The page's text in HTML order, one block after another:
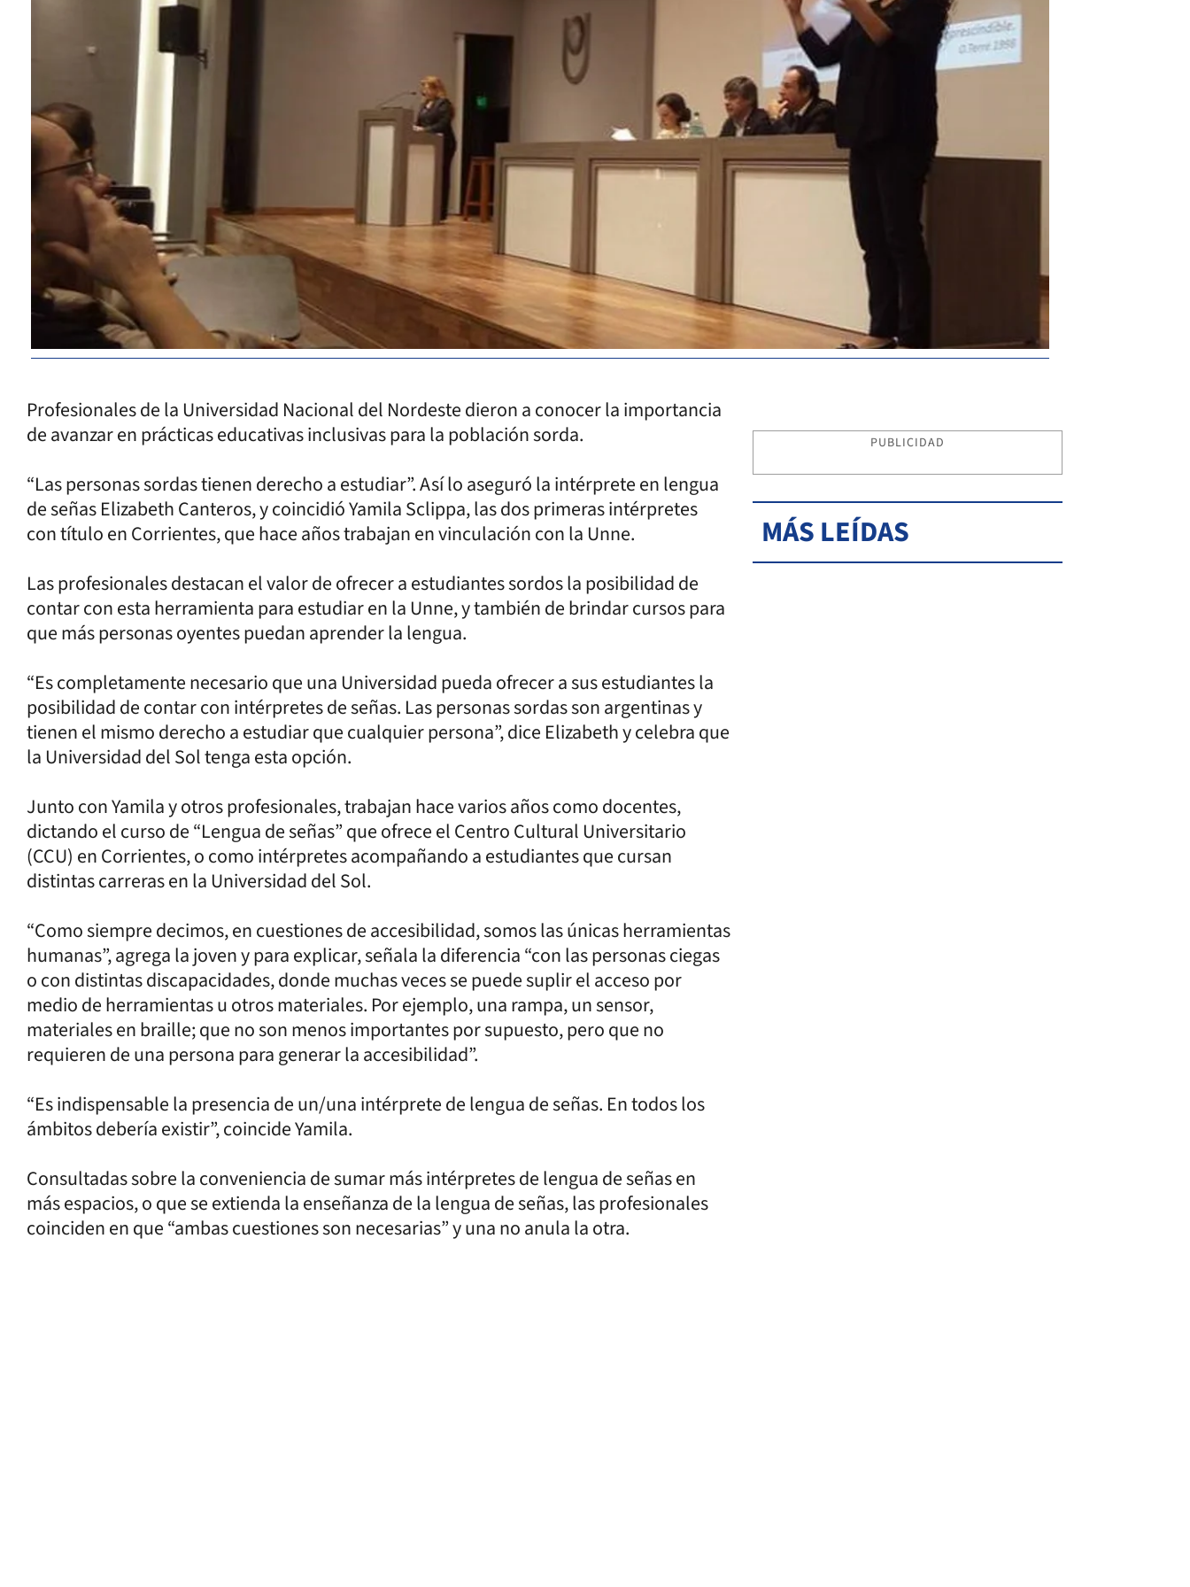
Profesionales de la Universidad Nacional del Nordeste dieron a conocer la importancia
de avanzar en prácticas educativas inclusivas para la población sorda.
“Las personas sordas tienen derecho a estudiar”. Así lo aseguró la intérprete en lengua
de señas Elizabeth Canteros, y coincidió Yamila Sclippa, las dos primeras intérpretes
con título en Corrientes, que hace años trabajan en vinculación con la Unne.
Las profesionales destacan el valor de ofrecer a estudiantes sordos la posibilidad de
contar con esta herramienta para estudiar en la Unne, y también de brindar cursos para
que más personas oyentes puedan aprender la lengua.
“Es completamente necesario que una Universidad pueda ofrecer a sus estudiantes la
posibilidad de contar con intérpretes de señas. Las personas sordas son argentinas y
tienen el mismo derecho a estudiar que cualquier persona”, dice Elizabeth y celebra que
la Universidad del Sol tenga esta opción.
Junto con Yamila y otros profesionales, trabajan hace varios años como docentes,
dictando el curso de “Lengua de señas” que ofrece el Centro Cultural Universitario
(CCU) en Corrientes, o como intérpretes acompañando a estudiantes que cursan
distintas carreras en la Universidad del Sol.
“Como siempre decimos, en cuestiones de accesibilidad, somos las únicas herramientas
humanas”, agrega la joven y para explicar, señala la diferencia “con las personas ciegas
o con distintas discapacidades, donde muchas veces se puede suplir el acceso por
medio de herramientas u otros materiales. Por ejemplo, una rampa, un sensor,
materiales en braille; que no son menos importantes por supuesto, pero que no
requieren de una persona para generar la accesibilidad”.
“Es indispensable la presencia de un/una intérprete de lengua de señas. En todos los
ámbitos debería existir”, coincide Yamila.
Consultadas sobre la conveniencia de sumar más intérpretes de lengua de señas en
más espacios, o que se extienda la enseñanza de la lengua de señas, las profesionales
coinciden en que “ambas cuestiones son necesarias” y una no anula la otra.
PUBLICIDAD
MÁS LEÍDAS